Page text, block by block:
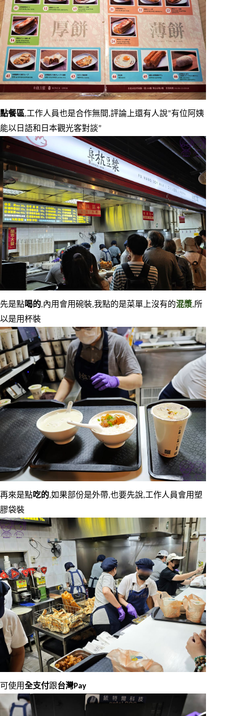
點餐區,工作人員也是合作無間,評論上還有人說”有位阿姨
能以日語和日本觀光客對談”
先是點喝的,內用會用碗裝,我點的是菜單上沒有的混漿,所
以是用杯裝
再來是點吃的,如果部份是外帶,也要先說,工作人員會用塑
膠袋裝
可使用全支付跟台灣Pay